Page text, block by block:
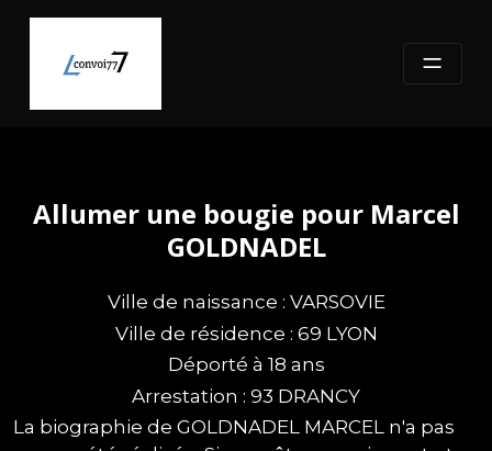
content
Allumer une bougie pour Marcel
GOLDNADEL
Ville de naissance : VARSOVIE
Ville de résidence : 69 LYON
Déporté à 18 ans
Arrestation : 93 DRANCY
La biographie de GOLDNADEL MARCEL n'a pas